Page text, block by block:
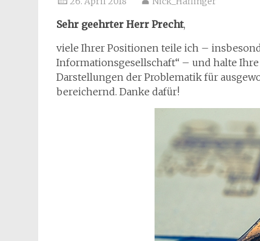
Sehr geehrter Herr Precht,
viele Ihrer Positionen teile ich –
Informationsgesellschaft“ – und halte
Darstellungen der Problematik für
bereichernd. Danke dafür!